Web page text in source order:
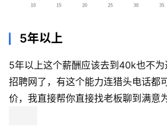
5年以上
5年以上这个薪酬应该去到40k也不
招聘网了，有这个能力连猎头电话都
价，我直接帮你直接找老板聊到满意为